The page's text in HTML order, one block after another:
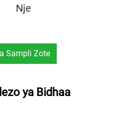
Nje
Sampli Zote
ya Bidhaa